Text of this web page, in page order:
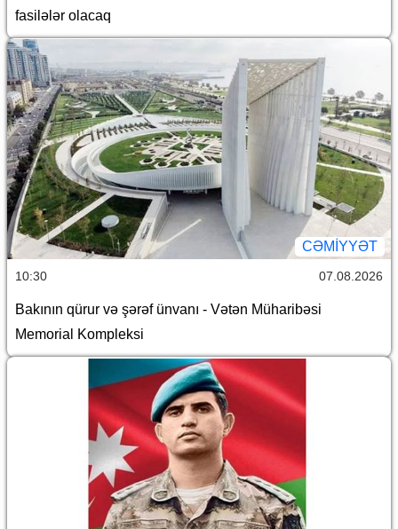
fasilələr olacaq
CƏMİYYƏT
10:30 07.08.2026
Bakının qürur və şərəf ünvanı - Vətən Müharibəsi
Memorial Kompleksi